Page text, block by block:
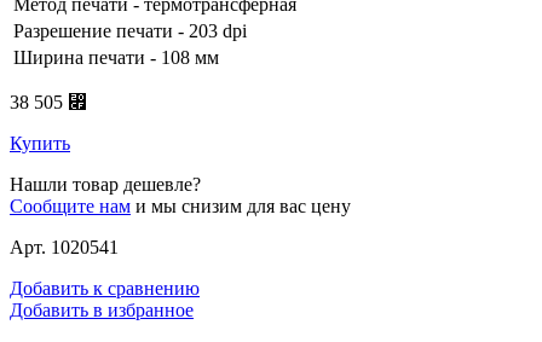
Разрешение печати - 203 dpi
Ширина печати - 108 мм
38 505 ⃏
Купить
Нашли товар дешевле?
Сообщите нам и мы снизим для вас цену
Арт. 1020541
Добавить к сравнению
Добавить в избранное